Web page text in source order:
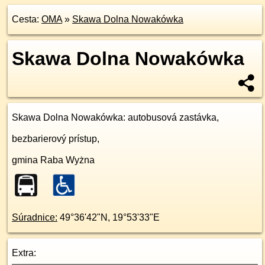
Cesta: OMA» Skawa Dolna Nowakówka
Skawa Dolna Nowakówka
Skawa Dolna Nowakówka: autobusová zastávka,
bezbarierový prístup,
gmina Raba Wyżna
Súradnice: 49°36'42"N , 19°53'33"E
Extra: